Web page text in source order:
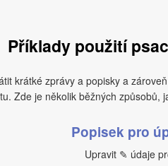
Příklady použití
krátké zprávy a popisky a
Zde je několik běžných způsobů,
Popisek pro
Upravit ✎ údaje